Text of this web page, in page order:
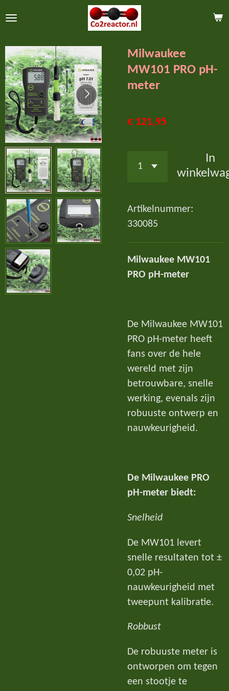
Ga
de
hoofdinhoud
Milwaukee
MW101 PRO pH-
meter
€ 121,95
In
Artikelnummer:
330085
Milwaukee MW101
PRO pH-meter
De Milwaukee MW101
PRO pH-meter heeft
fans over de hele
wereld met zijn
betrouwbare, snelle
werking, evenals zijn
robuuste ontwerp en
nauwkeurigheid.
De Milwaukee PRO
pH-meter biedt:
Snelheid
De MW101 levert
snelle resultaten tot ±
0,02 pH-
nauwkeurigheid met
tweepunt kalibratie.
Robbust
De robuuste meter is
ontworpen om tegen
een stootje te